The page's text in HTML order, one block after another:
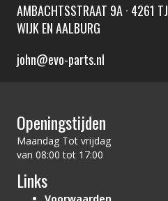
AMBACHTSSTRAAT 9A · 4261 TJ
WIJK EN AALBURG
john@evo-parts.nl
Openingstijden
Maandag Tot vrijdag
van 08:00 tot 17:00
Links
Voorwaarden